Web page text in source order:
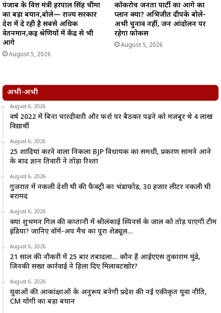
पंजाब के वित्त मंत्री हरपाल सिंह चीमा
का बड़ा बयान,बोले— राज्य सरकार
देश में दे रही है सबसे अधिक
वेतनमान,कई श्रेणियों में केंद्र से भी
आगे
August 5, 2026
कॉकरोच जनता पार्टी का आगे का
प्लान क्या? अभिजीत दीपके बोले-
अभी चुनाव नहीं, जन आंदोलन पर
रहेगा फोकस
August 5, 2026
अभी-अभी
August 6, 2026
वर्ष 2022 में बिना चारदीवारी और फर्श पर बैठकर पढ़ने को मजबूर थे 4 लाख
विद्यार्थी
August 6, 2026
25 शादियां करने वाला निकला BJP विधायक का समधी, प्रकरण सामने आने
के बाद ज्ञान तिवारी ने तोड़ा रिश्ता
August 6, 2026
गुजरात में नकली देशी घी की फैक्ट्री का भंडाफोड़, 30 हजार लीटर नकली घी
बरामद
August 6, 2026
क्या शुभमन गिल की कप्तानी में श्रीलंकाई स्पिनर्स के जाल को तोड़ पाएगी टीम
इंडिया? जानिए वॉर्म-अप मैच का पूरा शेड्यूल…
August 6, 2026
21 साल की नौकरी में 25 बार तबादला… कौन हैं आईएएस तुकाराम मुंढे,
जिनकी सख्त कार्रवाई ने हिला दिए मिलावटखोर?
August 6, 2026
युवाओं की आकांक्षाओं के अनुरूप बनेगी प्रदेश की नई एकीकृत युवा नीति,
CM योगी का बड़ा बयान